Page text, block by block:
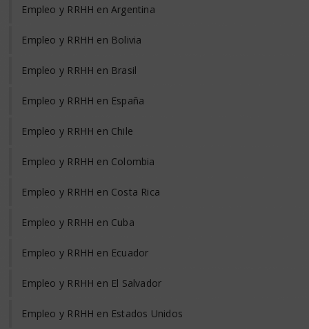
Empleo y RRHH en Argentina
Empleo y RRHH en Bolivia
Empleo y RRHH en Brasil
Empleo y RRHH en España
Empleo y RRHH en Chile
Empleo y RRHH en Colombia
Empleo y RRHH en Costa Rica
Empleo y RRHH en Cuba
Empleo y RRHH en Ecuador
Empleo y RRHH en El Salvador
Empleo y RRHH en Estados Unidos